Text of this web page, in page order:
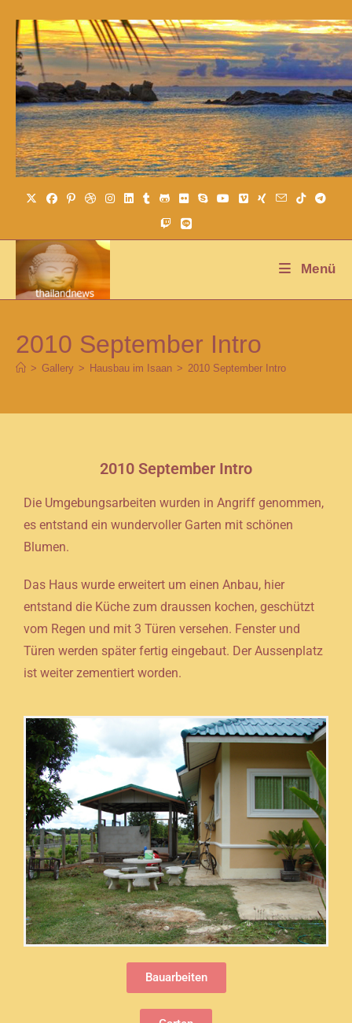
Menü
2010 September Intro
> Gallery > Hausbau im Isaan > 2010 September Intro
2010 September Intro
Die Umgebungsarbeiten wurden in Angriff genommen,
es entstand ein wundervoller Garten mit schönen
Blumen.
Das Haus wurde erweitert um einen Anbau, hier
entstand die Küche zum draussen kochen, geschützt
vom Regen und mit 3 Türen versehen. Fenster und
Türen werden später fertig eingebaut. Der Aussenplatz
ist weiter zementiert worden.
Bauarbeiten